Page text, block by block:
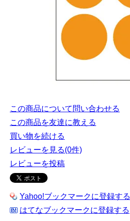
この商品について問い合わせる
この商品を友達に教える
買い物を続ける
レビューを見る(0件)
レビューを投稿
Yahoo!ブックマークに登録する
はてなブックマークに登録する